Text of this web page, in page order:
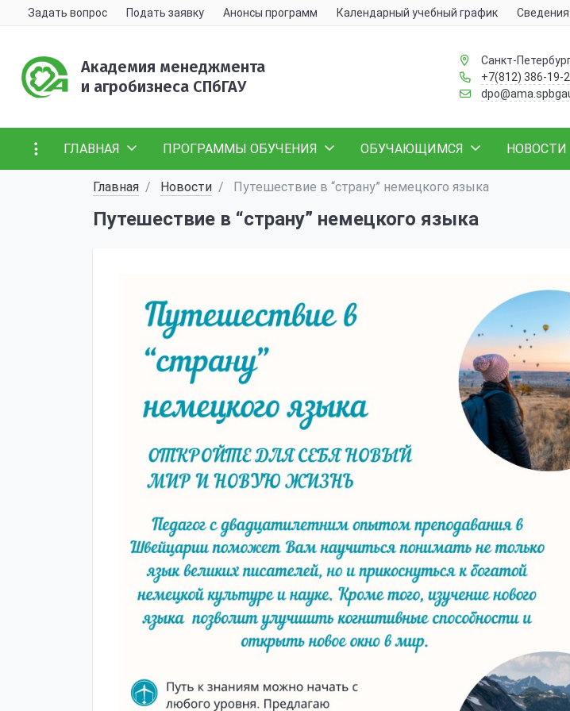
Задать вопрос Подать заявку Анонсы программ Календарный учебный график Сведения
Академия менеджмента
и агробизнеса СПбГАУ
Санкт-
+7(812) 386-19-
ГЛАВНАЯ ПРОГРАММЫ ОБУЧЕНИЯ ОБУЧАЮЩИМСЯ НОВОСТИ
Главная Новости Путешествие в “страну” немецкого языка
Путешествие в “страну” немецкого языка